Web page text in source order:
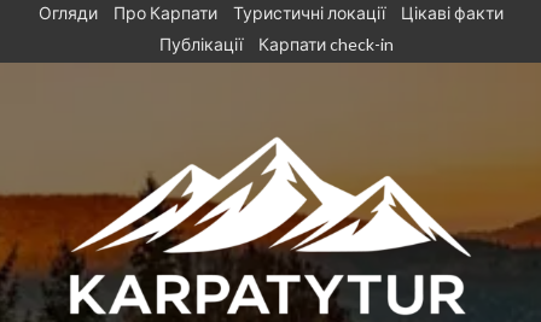
Огляди Про Карпати Туристичні локації
Цікаві факти
Публікації
Карпати check-in